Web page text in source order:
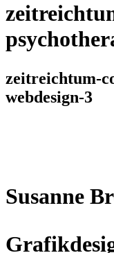
zeitreichtum-
webdesign-3
Susanne